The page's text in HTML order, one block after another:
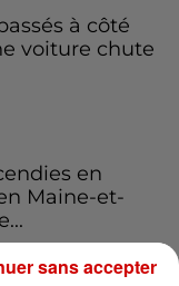
à côté
voiture chute
en
Maine-et-
sans accepter